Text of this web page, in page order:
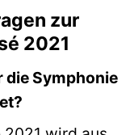
zur
2021
die Symphonie